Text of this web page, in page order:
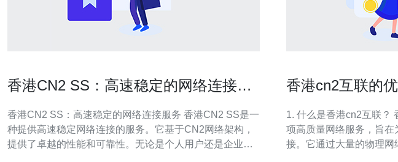
香港CN2 SS：高速稳定的网络连接服
香港CN2 SS：高速稳定的网络连接服务 香港CN2 SS是一
种提供高速稳定网络连接的服务。它基于CN2网络架构，
提供了卓越的性能和可靠性。无论是个人用户还是企业用
香港cn2互联的
1. 什么是香港cn2互联？ 香港cn2互联是中国电信提供的一
项高质量网络服务，旨
接。它通过大量的物理网